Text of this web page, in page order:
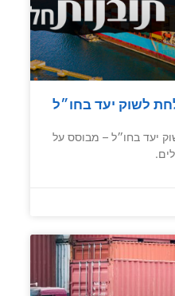
לשוק יעד בחו״ל
יעד בחו״ל – מבוסס על